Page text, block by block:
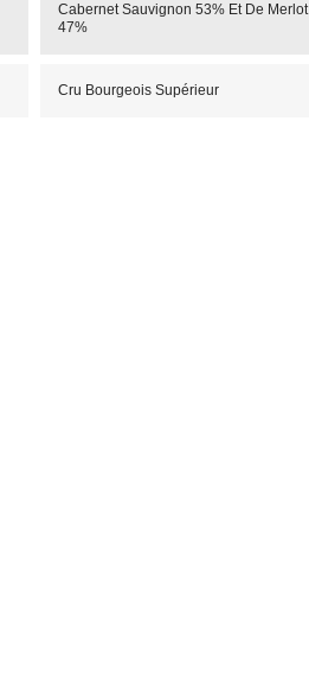
Cabernet Sauvignon 53% Et De Merlot
47%
Cru Bourgeois Supérieur